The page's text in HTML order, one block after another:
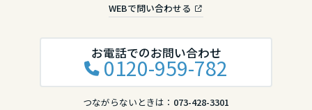
WEBで問い合わせる
お電話でのお問い合わせ
0120-959-782
つながらないときは： 073-428-3301
広島県
山口県